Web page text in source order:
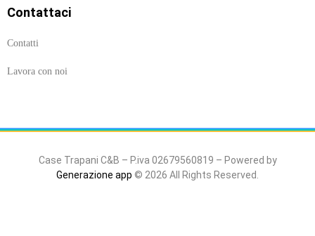
Contattaci
Contatti
Lavora con noi
Case Trapani C&B – P.iva 02679560819 – Powered by
Generazione app © 2026 All Rights Reserved.